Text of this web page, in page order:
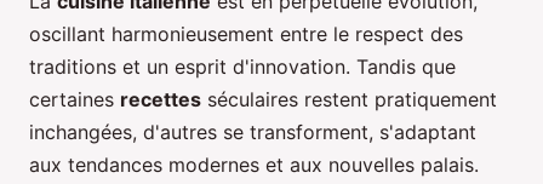
oscillant harmonieusement entre le respect des
traditions et un esprit d'innovation. Tandis que
certaines recettes séculaires restent pratiquement
inchangées, d'autres se transforment, s'adaptant
aux tendances modernes et aux nouvelles palais.